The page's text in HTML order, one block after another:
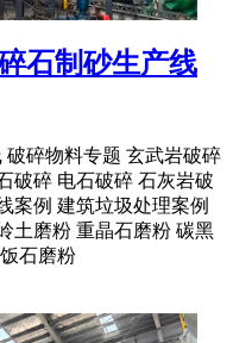
石制砂生产线
破碎物料专题 玄武岩破碎
破碎 电石破碎 石灰岩破
案例 建筑垃圾处理案例
土磨粉 重晶石磨粉 碳黑
石磨粉